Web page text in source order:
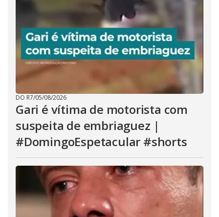
DO R7/05/08/2026
Gari é vítima de motorista com
suspeita de embriaguez |
#DomingoEspetacular #shorts